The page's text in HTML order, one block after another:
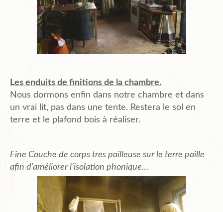
PIèces du Permis
Plans de l’Abri
Liens Amis
Biblio.
Contact
Les enduits de finitions de la chambre.
Nous dormons enfin dans notre chambre et dans
un vrai lit, pas dans une tente. Restera le sol en
terre et le plafond bois à réaliser.
Fine Couche de corps tres pailleuse sur le terre paille
afin d’améliorer l’isolation phonique…